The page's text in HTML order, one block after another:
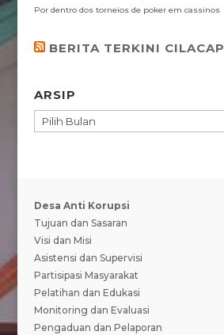
Por dentro dos torneios de poker em cassinos
BERITA TERKINI CILACAP
ARSIP
ARSIP
Desa Anti Korupsi
Tujuan dan Sasaran
Visi dan Misi
Asistensi dan Supervisi
Partisipasi Masyarakat
Pelatihan dan Edukasi
Monitoring dan Evaluasi
Pengaduan dan Pelaporan